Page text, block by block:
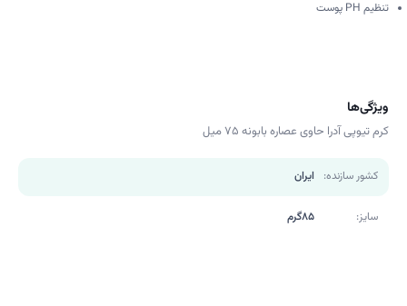
تنظیم PH پوست
ویژگی‌ها
کرم تیوپی آدرا حاوی عصاره بابونه 75 میل
کشور سازنده: ایران
سایز: 85گرم